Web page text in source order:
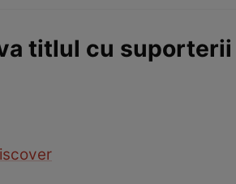
titlul cu suporterii